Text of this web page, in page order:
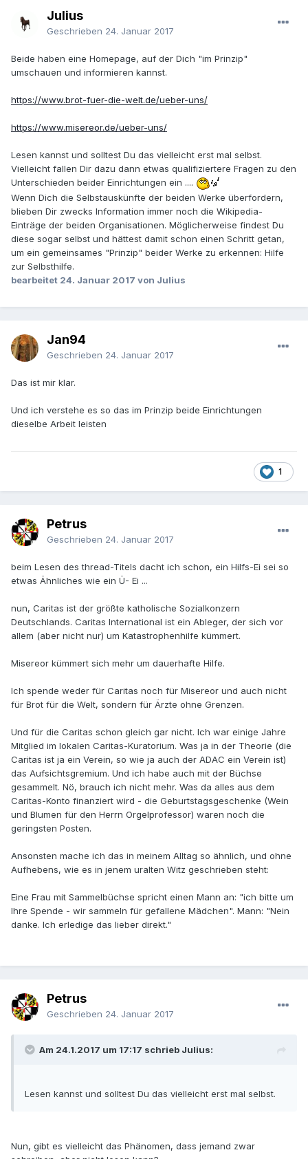
Julius
Geschrieben 24. Januar 2017
Beide haben eine Homepage, auf der Dich "im Prinzip"
umschauen und informieren kannst.
https://www.brot-fuer-die-welt.de/ueber-uns/
https://www.misereor.de/ueber-uns/
Lesen kannst und solltest Du das vielleicht erst mal selbst.
Vielleicht fallen Dir dazu dann etwas qualifiziertere Fragen zu den
Unterschieden beider Einrichtungen ein ....
Wenn Dich die Selbstauskünfte der beiden Werke überfordern,
blieben Dir zwecks Information immer noch die Wikipedia-
Einträge der beiden Organisationen. Möglicherweise findest Du
diese sogar selbst und hättest damit schon einen Schritt getan,
um ein gemeinsames "Prinzip" beider Werke zu erkennen: Hilfe
zur Selbsthilfe.
bearbeitet 24. Januar 2017 von Julius
Jan94
Geschrieben 24. Januar 2017
Das ist mir klar.
Und ich verstehe es so das im Prinzip beide Einrichtungen
dieselbe Arbeit leisten
1
Petrus
Geschrieben 24. Januar 2017
beim Lesen des thread-Titels dacht ich schon, ein Hilfs-Ei sei so
etwas Ähnliches wie ein Ü- Ei ...
nun, Caritas ist der größte katholische Sozialkonzern
Deutschlands. Caritas International ist ein Ableger, der sich vor
allem (aber nicht nur) um Katastrophenhilfe kümmert.
Misereor kümmert sich mehr um dauerhafte Hilfe.
Ich spende weder für Caritas noch für Misereor und auch nicht
für Brot für die Welt, sondern für Ärzte ohne Grenzen.
Und für die Caritas schon gleich gar nicht. Ich war einige Jahre
Mitglied im lokalen Caritas-Kuratorium. Was ja in der Theorie (die
Caritas ist ja ein Verein, so wie ja auch der ADAC ein Verein ist)
das Aufsichtsgremium. Und ich habe auch mit der Büchse
gesammelt. Nö, brauch ich nicht mehr. Was da alles aus dem
Caritas-Konto finanziert wird - die Geburtstagsgeschenke (Wein
und Blumen für den Herrn Orgelprofessor) waren noch die
geringsten Posten.
Ansonsten mache ich das in meinem Alltag so ähnlich, und ohne
Aufhebens, wie es in jenem uralten Witz geschrieben steht:
Eine Frau mit Sammelbüchse spricht einen Mann an: "ich bitte um
Ihre Spende - wir sammeln für gefallene Mädchen". Mann: "Nein
danke. Ich erledige das lieber direkt."
Petrus
Geschrieben 24. Januar 2017
Am 24.1.2017 um 17:17 schrieb Julius:
Lesen kannst und solltest Du das vielleicht erst mal selbst.
Nun, gibt es vielleicht das Phänomen, dass jemand zwar